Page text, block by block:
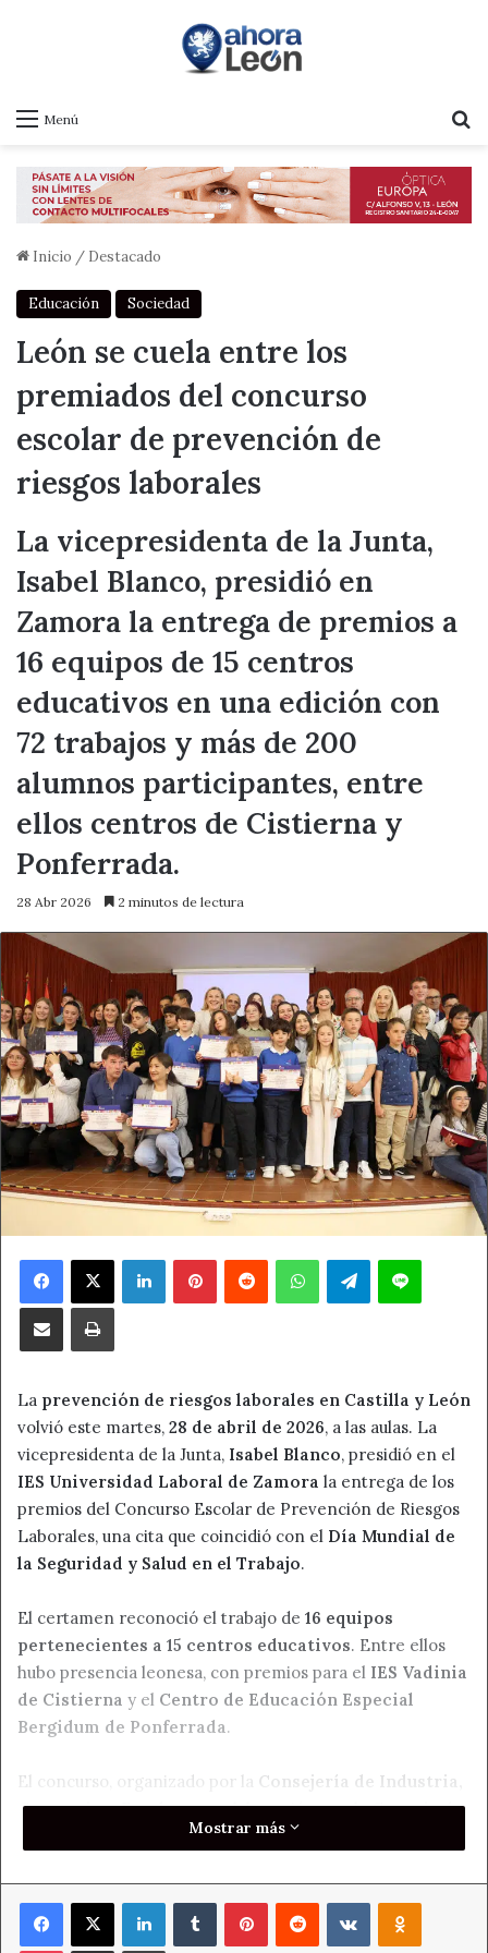
Menú
Inicio / Destacado
Educación Sociedad
León se cuela entre los
premiados del concurso
escolar de prevención de
riesgos laborales
La vicepresidenta de la Junta,
Isabel Blanco, presidió en
Zamora la entrega de premios a
16 equipos de 15 centros
educativos en una edición con
72 trabajos y más de 200
alumnos participantes, entre
ellos centros de Cistierna y
Ponferrada.
28 Abr 2026 2 minutos de lectura
Facebook
X LinkedInPinterestReddit WhatsAppTelegramLine
Compartir por correo electrónicoImprimir
La prevención de riesgos laborales en Castilla y León
volvió este martes, 28 de abril de 2026, a las aulas. La
vicepresidenta de la Junta, Isabel Blanco, presidió en el
IES Universidad Laboral de Zamora la entrega de los
premios del Concurso Escolar de Prevención de Riesgos
Laborales, una cita que coincidió con el Día Mundial de
la Seguridad y Salud en el Trabajo.
El certamen reconoció el trabajo de 16 equipos
pertenecientes a 15 centros educativos. Entre ellos
hubo presencia leonesa, con premios para el IES Vadinia
de Cistierna y el Centro de Educación Especial
Bergidum de Ponferrada.
El concurso, organizado por la Consejería de Industria,
Comercio y Empleoen colaboración con laConsejería
, busca acercar la cultura preventiva a los
objetivo es que los alumnos asuman hábitos seguros y
saludables antes de incorporarse al mundo laboral.
Mostrar más
Facebook
X LinkedInTumblrPinterestReddit VKontakte